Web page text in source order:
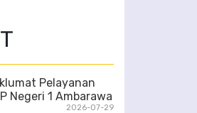
Pelayanan
Negeri 1 Ambarawa
2026-07-29